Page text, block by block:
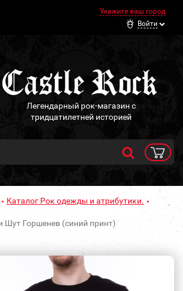
Укажите ваш город
Войти
Легендарный рок-магазин с
тридцатилетней историей
Каталог Рок одежды и атрибутики.
Шут Горшенев (синий принт)